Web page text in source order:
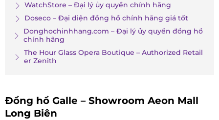
WatchStore – Đại lý ủy quyền chính hãng
Doseco – Đại diện đồng hồ chính hãng giá tốt
Donghochinhhang.com – Đại lý ủy quyền đồng hồ
chính hãng
The Hour Glass Opera Boutique – Authorized Retail
er Zenith
Đồng hồ Galle – Showroom Aeon Mall
Long Biên